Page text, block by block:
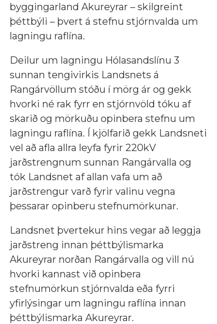
byggingarland Akureyrar – skilgreint
þéttbýli – þvert á stefnu stjórnvalda um
lagningu raflína.
Deilur um lagningu Hólasandslínu 3
sunnan tengivirkis Landsnets á
Rangárvöllum stóðu í mörg ár og gekk
hvorki né rak fyrr en stjórnvöld tóku af
skarið og mörkuðu opinbera stefnu um
lagningu raflína. Í kjölfarið gekk Landsneti
vel að afla allra leyfa fyrir 220kV
jarðstrengnum sunnan Rangárvalla og
tók Landsnet af allan vafa um að
jarðstrengur varð fyrir valinu vegna
þessarar opinberu stefnumörkunar.
Landsnet þvertekur hins vegar að leggja
jarðstreng innan þéttbýlismarka
Akureyrar norðan Rangárvalla og vill nú
hvorki kannast við opinbera
stefnumörkun stjórnvalda eða fyrri
yfirlýsingar um lagningu raflína innan
þéttbýlismarka Akureyrar.